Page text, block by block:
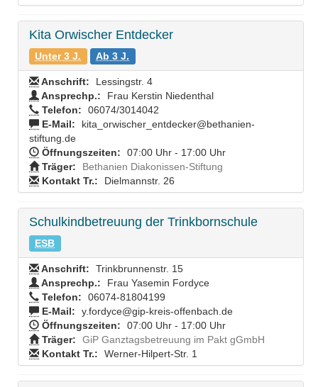
Kita Orwischer Entdecker
Unter 3 J. Ab 3 J.
Anschrift:
Lessingstr. 4
Ansprechp.:
Frau Kerstin Niedenthal
Telefon:
06074/3014042
E-Mail:
kita_orwischer_entdecker@bethanien-
stiftung.de
Öffnungszeiten:
07:00 Uhr - 17:00 Uhr
Träger:
Bethanien Diakonissen-Stiftung
Kontakt Tr.:
Dielmannstr. 26
Schulkindbetreuung der Trinkbornschule
ESB
Anschrift:
Trinkbrunnenstr. 15
Ansprechp.:
Frau Yasemin Fordyce
Telefon:
06074-81804199
E-Mail:
y.fordyce@gip-kreis-offenbach.de
Öffnungszeiten:
07:00 Uhr - 17:00 Uhr
Träger:
GiP Ganztagsbetreuung im Pakt gGmbH
Kontakt Tr.:
Werner-Hilpert-Str. 1